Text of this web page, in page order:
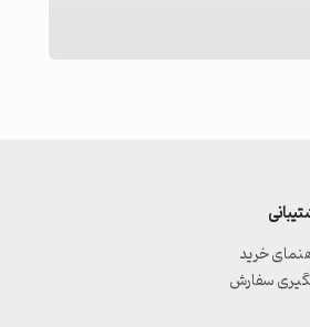
خرید
سفارش